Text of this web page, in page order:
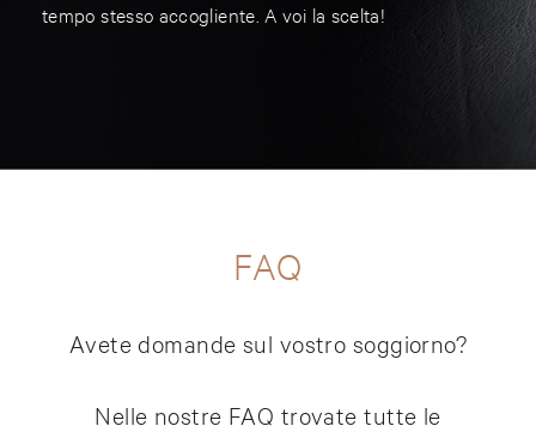
tempo stesso accogliente. A voi la scelta!
FAQ
Avete domande sul vostro soggiorno?
Nelle nostre FAQ trovate tutte le